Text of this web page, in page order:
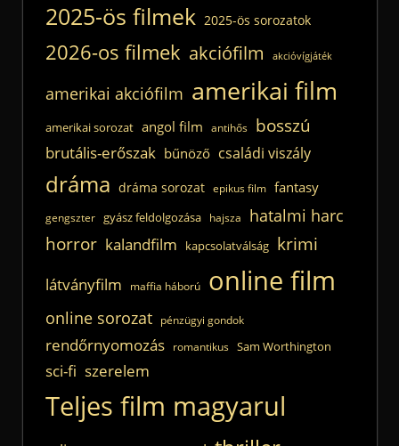
2025-ös filmek 2025-ös sorozatok
2026-os filmek akciófilm akcióvígjáték
amerikai akciófilm amerikai film
amerikai sorozat angol film antihős bosszú
brutális-erőszak bűnöző családi viszály
dráma dráma sorozat epikus film fantasy
gengszter gyász feldolgozása hajsza hatalmi harc
horror kalandfilm kapcsolatválság krimi
látványfilm maffia háború online film
online sorozat pénzügyi gondok
rendőrnyomozás romantikus Sam Worthington
sci-fi szerelem
Teljes film magyarul